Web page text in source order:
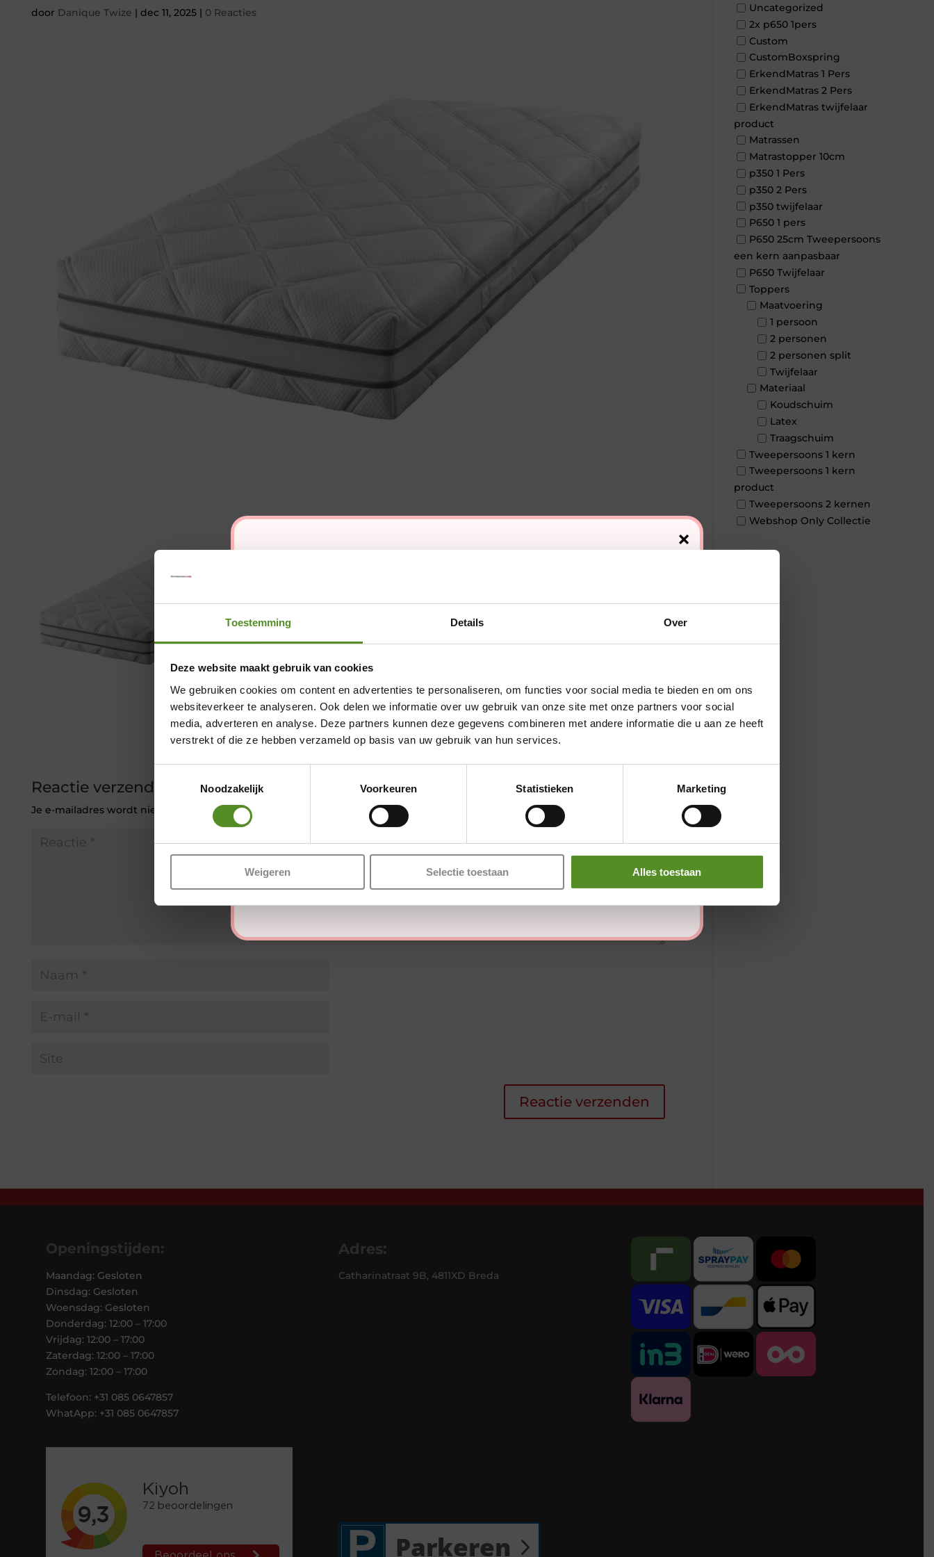
Toestemming Details Over
Deze website maakt gebruik van cookies
We gebruiken cookies om content en advertenties te personaliseren, om functies voor social media te bieden en om ons
websiteverkeer te analyseren. Ook delen we informatie over uw gebruik van onze site met onze partners voor social
media, adverteren en analyse. Deze partners kunnen deze gegevens combineren met andere informatie die u aan ze heeft
verstrekt of die ze hebben verzameld op basis van uw gebruik van hun services.
Noodzakelijk
Voorkeuren Statistieken Marketing
Weigeren Selectie toestaan Alles toestaan
door Danique Twize | dec 11, 2025| 0 Reacties
Reactie verzenden
Je e-mailadres wordt niet gepubliceerd. Vereiste velden zijn gemarkeerd met
Uncategorized
2x p650 1pers
Custom
CustomBoxspring
ErkendMatras 1 Pers
ErkendMatras 2 Pers
ErkendMatras twijfelaar
product
Matrassen
Matrastopper 10cm
p350 1 Pers
p350 2 Pers
p350 twijfelaar
P650 1 pers
P650 25cm Tweepersoons
een kern aanpasbaar
P650 Twijfelaar
Toppers
Maatvoering
1 persoon
2 personen
2 personen split
Twijfelaar
Materiaal
Koudschuim
Latex
Traagschuim
Tweepersoons 1 kern
Tweepersoons 1 kern
product
Tweepersoons 2 kernen
Webshop Only Collectie
Openingstijden:
Maandag: Gesloten
Dinsdag: Gesloten
Woensdag: Gesloten
Donderdag: 12:00 – 17:00
Vrijdag: 12:00 – 17:00
Zaterdag: 12:00 – 17:00
Zondag: 12:00 – 17:00
Telefoon: +31 085 0647857
WhatApp: +31 085 0647857
Adres:
Catharinatraat 9B, 4811XD Breda
Parkeren
Showroom Breda
Donderdag 12:00 – 17:00
Vrijdag 12:00 – 17:00
Zaterdag 12:00 – 17:00
Zondag 12:00 – 17:00
×